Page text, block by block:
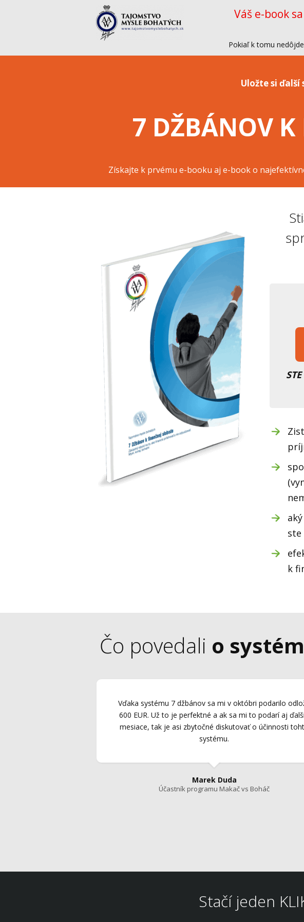
Váš e-book
Pokiaľ k tomu
Uložte si ďalší
7 DŽBÁNOV K
Získajte k prvému e-booku aj e-book o
ste
k
Čo povedali o
Vďaka systému 7 džbánov sa mi v októbri podarilo
600 EUR. Už to je perfektné a ak sa mi to podarí aj
mesiace, tak je asi zbytočné diskutovať o účinnosti
systému.
Marek Duda
Účastník programu Makač vs Boháč
Stačí jeden